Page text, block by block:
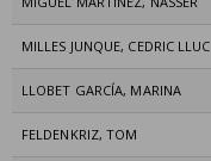
MILLES JUNQUE, CEDRIC LLUC
LLOBET GARCÍA, MARINA
FELDENKRIZ, TOM